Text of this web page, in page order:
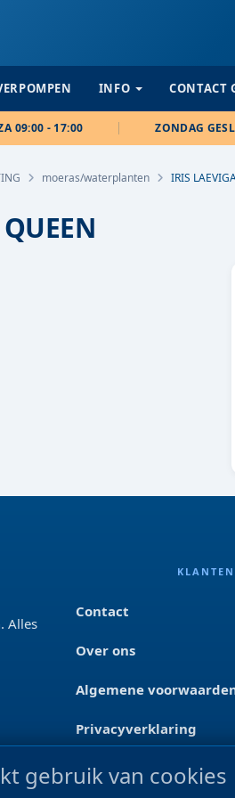
INFO CONTACT
09:00 - 17:00 ZONDAG
moeras/waterplanten IRIS
Alles
Contact
Over ons
Algemene
Privacyverklaring
Blog & tips
gebruik van cookies